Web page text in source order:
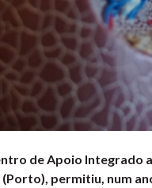
de Apoio Integrado
(Porto), permitiu, num